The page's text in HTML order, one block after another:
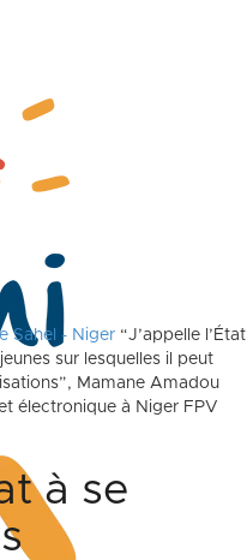
Sahel - Niger “J’appelle l’État
sur lesquelles il peut
Mamane Amadou
électronique à Niger FPV
à se